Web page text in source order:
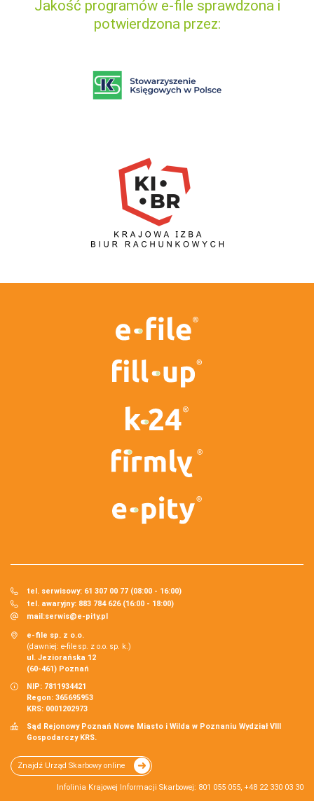
Jakość programów e-file sprawdzona i
potwierdzona przez:
tel. serwisowy: 61 307 00 77 (08:00 - 16:00)
tel. awaryjny: 883 784 626 (16:00 - 18:00)
mail:serwis@e-pity.pl
e-file sp. z o.o.
(dawniej: e-file sp. z o.o. sp. k.)
ul. Jeziorańska 12
(60-461) Poznań
NIP: 7811934421
Regon: 365695953
KRS: 0001202973
Sąd Rejonowy Poznań Nowe Miasto i Wilda w Poznaniu Wydział VIII
Gospodarczy KRS.
Znajdź Urząd Skarbowy online
Infolinia Krajowej Informacji Skarbowej: 801 055 055, +48 22 330 03 30